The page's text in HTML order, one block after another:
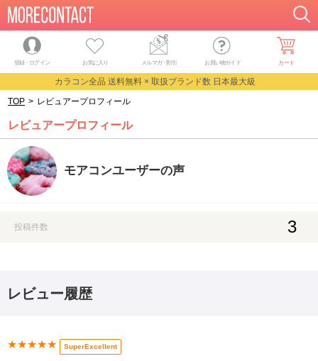
登録・ログイン お気に入り メルマガ・割引 お買い物ガイド カート
カラコン全品 送料無料 × 取扱ブランド数 日本最大級
TOP > レビュアープロフィール
レビュアープロフィール
モアコンユーザーの声
投稿件数 3
レビュー履歴
★★★★★ SuperExcellent